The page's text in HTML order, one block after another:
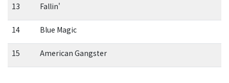
13 Fallin'
14 Blue Magic
15 American Gangster